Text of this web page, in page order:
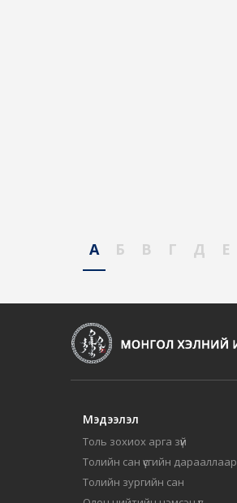
А Б В Г Д Е
Мэдээлэл
Толь зохиох арга зүй
Толийн сан үсгийн дарааллаар
Толийн зургийн сан